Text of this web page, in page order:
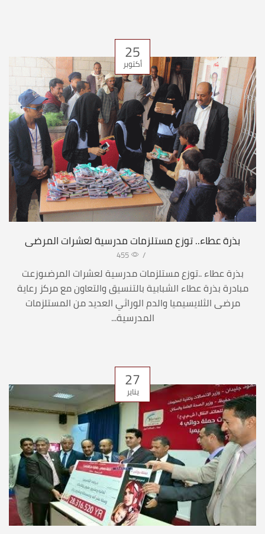
25
أكتوبر
بذرة عطاء.. توزع مستلزمات مدرسية لعشرات المرضى
/
455
بذرة عطاء ..توزع مستلزمات مدرسية لعشرات المرضىوزعت
مبادرة بذرة عطاء الشبابية بالتنسيق والتعاون مع مركز رعاية
مرضى الثلايسيميا والدم الوراثي العديد من المستلزمات
المدرسية...
27
يناير